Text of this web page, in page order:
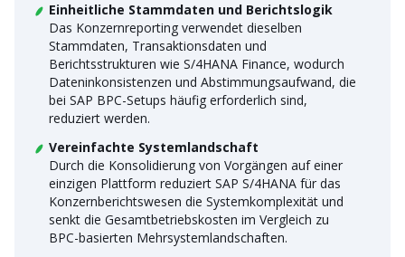
Einheitliche Stammdaten und Berichtslogik
Das Konzernreporting verwendet dieselben
Stammdaten, Transaktionsdaten und
Berichtsstrukturen wie S/4HANA Finance, wodurch
Dateninkonsistenzen und Abstimmungsaufwand, die
bei SAP BPC-Setups häufig erforderlich sind,
reduziert werden.
Vereinfachte Systemlandschaft
Durch die Konsolidierung von Vorgängen auf einer
einzigen Plattform reduziert SAP S/4HANA für das
Konzernberichtswesen die Systemkomplexität und
senkt die Gesamtbetriebskosten im Vergleich zu
BPC-basierten Mehrsystemlandschaften.